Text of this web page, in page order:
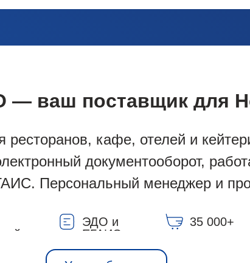
— ваш поставщик для
ресторанов, кафе, отелей и
документооборот,
Персональный менеджер и
ЭДО и
ЕГАИС
35 000+